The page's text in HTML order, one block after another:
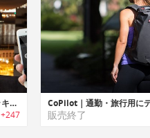
E-CASE｜指紋認証・GPSトラッキング機能搭載スマートキャリーケース「Eケース」
+247 販売終了